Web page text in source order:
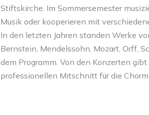
Stiftskirche. Im Sommersemester
Musik oder kooperieren mit
In den letzten Jahren standen Werke
Bernstein, Mendelssohn, Mozart, Orff,
dem Programm. Von den Konzerten
professionellen Mitschnitt für die